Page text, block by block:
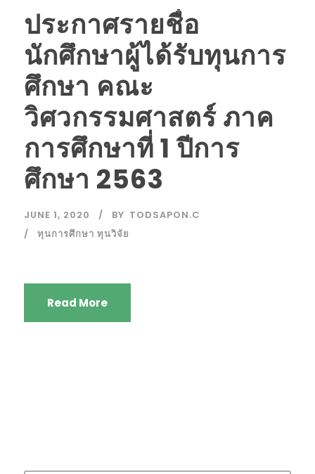
ประกาศรายชื่อ
นักศึกษาผู้ได้รับทุนการ
ศึกษา คณะ
วิศวกรรมศาสตร์ ภาค
การศึกษาที่ 1 ปีการ
ศึกษา 2563
JUNE 1, 2020 BY TODSAPON.C
ทุนการศึกษา ทุนวิจัย
Read More